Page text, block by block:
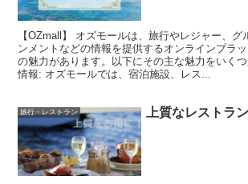
【OZmall】 オズモールは、旅行やレジャー、グ
ンメントなどの情報を提供するオンラインプラ
の魅力があります。以下にその主な魅力をいく
情報: オズモールでは、宿泊施設、レス...
旅行・レストラン 上質なレストラ